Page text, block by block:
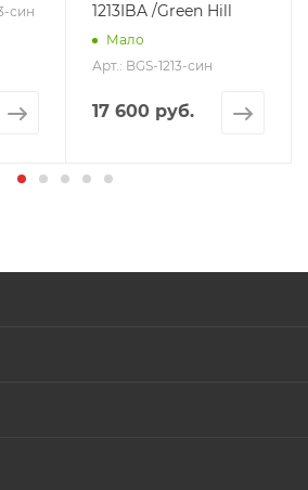
син
1213IBA /Green Hill
Мало
Арт.: BGS-1213-син
17 600 руб.